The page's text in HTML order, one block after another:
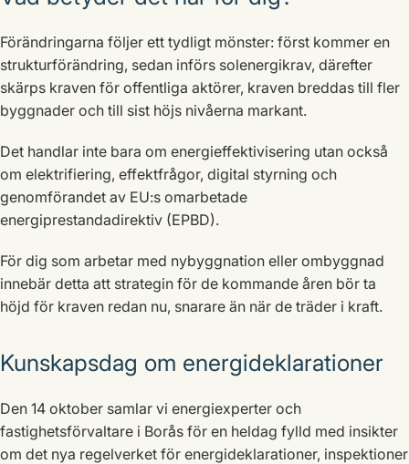
Förändringarna följer ett tydligt mönster: först kommer en
strukturförändring, sedan införs solenergikrav, därefter
skärps kraven för offentliga aktörer, kraven breddas till fler
byggnader och till sist höjs nivåerna markant.
Det handlar inte bara om energieffektivisering utan också
om elektrifiering, effektfrågor, digital styrning och
genomförandet av EU:s omarbetade
energiprestandadirektiv (EPBD).
För dig som arbetar med nybyggnation eller ombyggnad
innebär detta att strategin för de kommande åren bör ta
höjd för kraven redan nu, snarare än när de träder i kraft.
Kunskapsdag om energideklarationer
Den 14 oktober samlar vi energiexperter och
fastighetsförvaltare i Borås för en heldag fylld med insikter
om det nya regelverket för energideklarationer, inspektioner